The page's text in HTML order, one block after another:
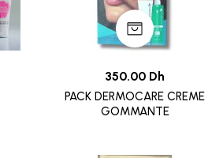
350.00 Dh
PACK DERMOCARE CREME
GOMMANTE